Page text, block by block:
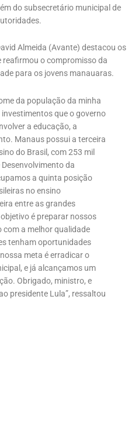
do subsecretário municipal de
Almeida (Avante) destacou os
o compromisso da
para os jovens manauaras.
da população da minha
que o governo
a educação, a
Manaus possui a terceira
do Brasil, com 253 mil
da
a quinta posição
no ensino
entre as grandes
é preparar nossos
com a melhor qualidade
tenham oportunidades
meta é erradicar o
e já alcançamos um
Obrigado, ministro, e
presidente Lula”, ressaltou